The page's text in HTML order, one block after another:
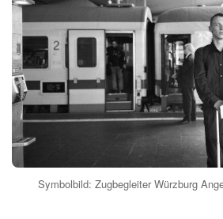
Symbolbild: Zugbegleiter Würzburg